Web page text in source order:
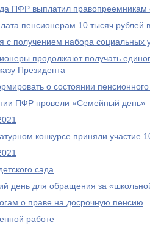
ПФР выплатил
пенсионерам 10 тысяч рублей
с получением набора социальных
продолжают получать
Президента
о состоянии
ПФР провели «Семейный день»
конкурсе приняли участие
сада
день для обращения за
о праве на досрочную пенсию
работе